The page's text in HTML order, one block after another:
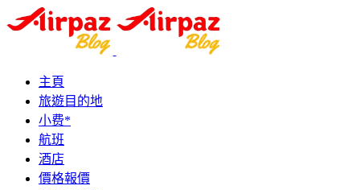
主頁
旅遊目的地
小费*
航班
酒店
價格報價